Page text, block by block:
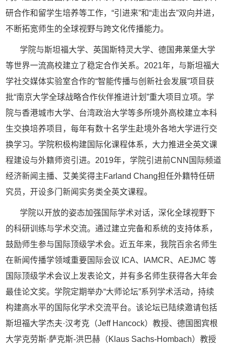
研合作和留学生培养等工作，“引进来”和“走出去”双向并进，
不断拓宽师生的全球视野与跨文化传播能力。
学院与斯坦福大学、英国斯特灵大学、德国弗莱堡大学
等世界一流高校建立了稳定合作关系。 2021年，与斯坦福大
学社交媒体实验室合作的“智能传播与创新社会发展”项目获
批“南京大学全球战略合作伙伴推进计划”重大项目立项。学
院与香港城市大学、台湾政治大学等多所境外高校建立本科
生交换培养项目，每年有数十名学生赴境外各地大学进行交
换学习。学院积极构建国际化课程体系，大力推进全英文课
程建设与外籍师资引进。2019年，学院引进前CNN国际频道
经济新闻主播、艾美奖得主Farland Chang担任外籍特任研
究员，开设多门新闻实务类全英文课程。
学院以开放的姿态加强国际学术对话，深化全球视野下
的科研训练与学术交流。通过建立完备和系统的支持体系，
鼓励师生参与国际顶级学术会。近五年来，我院百余名师生
在新闻传播学领域重要国际会议 ICA、IAMCR、AEJMC 等
国际顶级学术会议上发表论文，并有多名师生获得各大年会
最佳论文奖。学院定期举办“大师论坛”系列学术活动，持续
构建高水平的国际化学术交流平台。该论坛已陆续邀请包括
斯坦福大学杰夫·汉考克（Jeff Hancock）教授、德国图宾根
大学克劳斯·萨克斯-洪巴赫（Klaus Sachs-Hombach）教授